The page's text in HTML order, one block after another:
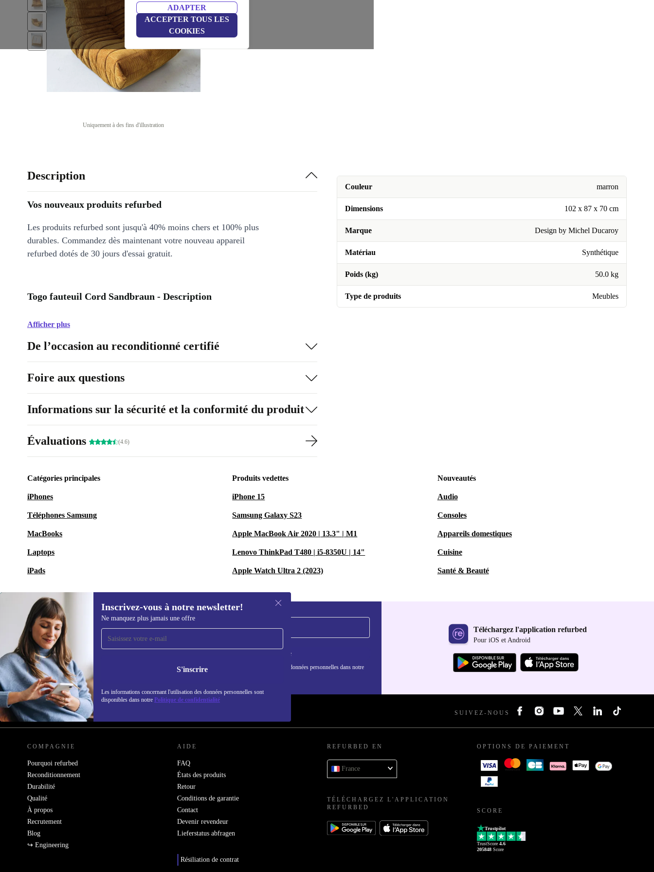
ADAPTER
ACCEPTER TOUS LES
COOKIES
Uniquement à des fins d'illustration
Couleur marron
Dimensions 102 x 87 x 70 cm
Marque Design by Michel Ducaroy
Matériau Synthétique
Poids (kg) 50.0 kg
Type de produits Meubles
Description
Vos nouveaux produits refurbed
Les produits refurbed sont jusqu'à 40% moins chers et 100% plus
durables. Commandez dès maintenant votre nouveau appareil
refurbed dotés de 30 jours d'essai gratuit.
Togo fauteuil Cord Sandbraun - Description
Afficher plus
De l’occasion au reconditionné certifié
Foire aux questions
Informations sur la sécurité et la conformité du produit
Évaluations (4.6)
Catégories principales
iPhones
Téléphones Samsung
MacBooks
Laptops
iPads
Produits vedettes
iPhone 15
Samsung Galaxy S23
Apple MacBook Air 2020 | 13.3" | M1
Lenovo ThinkPad T480 | i5-8350U | 14"
Apple Watch Ultra 2 (2023)
Nouveautés
Audio
Consoles
Appareils domestiques
Cuisine
Santé & Beauté
Inscrivez-vous à notre newsletter!
Ne manquez plus jamais une offre
S'inscrire
Les informations concernant l'utilisation des données personnelles sont
disponibles dans notre Politique de confidentialité
Recevoir offres et infos de
refurbed par mail
Ne manquez plus aucune offre.
S'inscrire
Retrouvez les informations sur l'utilisation des données personnelles dans notre
Téléchargez l'application refurbed
Pour iOS et Android
REFURBED FRANCE - RETHINK NEW. SUIVEZ-NOUS
COMPAGNIE
Pourquoi refurbed
Reconditionnement
Durabilité
Qualité
À propos
Recrutement
Blog
↪ Engineering
AIDE
FAQ
États des produits
Retour
Conditions de garantie
Contact
Devenir revendeur
Lieferstatus abfragen
Résiliation de contrat
REFURBED EN
France
TÉLÉCHARGEZ L'APPLICATION
REFURBED
OPTIONS DE PAIEMENT
SCORE
Trustpilot
TrustScore 4.6
205848 Score